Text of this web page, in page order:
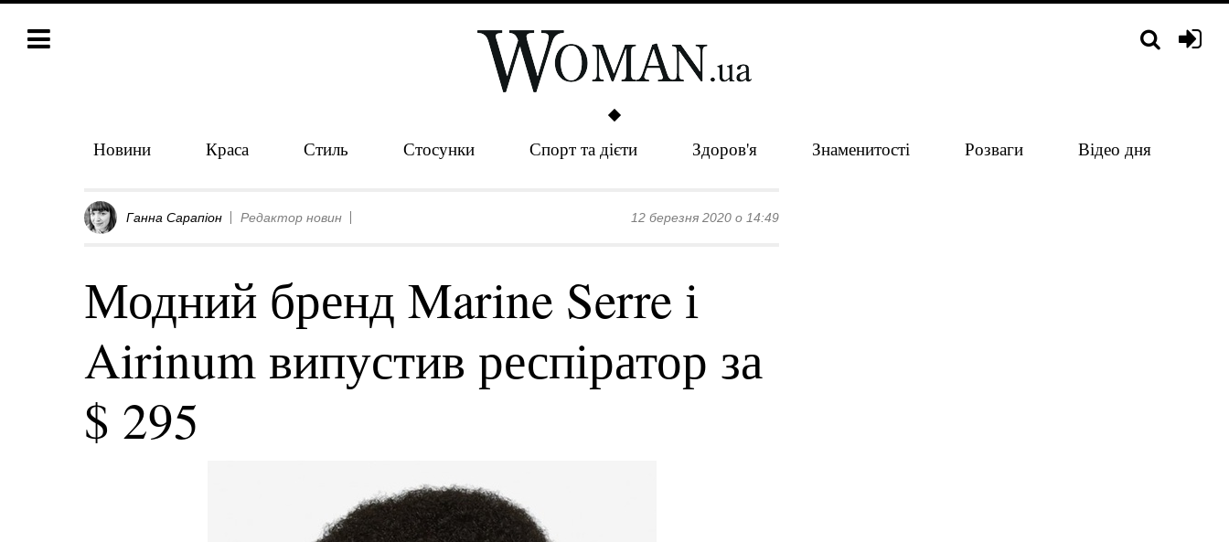
Новини Краса Стиль Стосунки Спорт та дієти Здоров'я Знаменитості Розваги Відео дня
Ганна Сарапіон Редактор новин 12 березня 2020 о 14:49
Модний бренд Marine Serre і
Airinum випустив респіратор за
$ 295